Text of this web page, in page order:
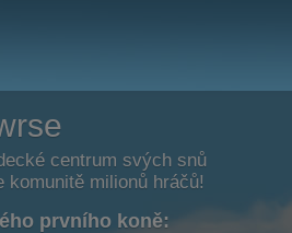
centrum svých snů
komunitě milionů hráčů!
prvního koně: